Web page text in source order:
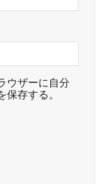
ウザーに自分
存する。